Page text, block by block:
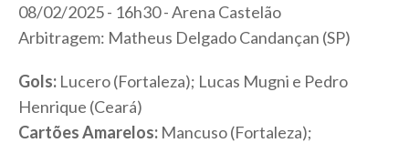
08/02/2025 - 16h30 - Arena Castelão
Arbitragem: Matheus Delgado Candançan (SP)
Gols: Lucero (Fortaleza); Lucas Mugni e Pedro
Henrique (Ceará)
Cartões Amarelos: Mancuso (Fortaleza);